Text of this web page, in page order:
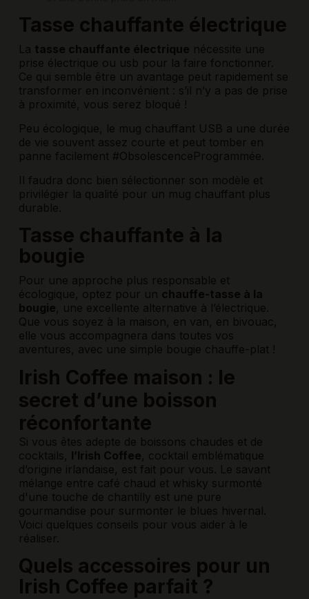
Tasse chauffante électrique
La tasse chauffante électrique nécessite une
prise électrique ou usb pour la faire fonctionner.
Ce qui semble être un avantage peut rapidement se
transformer en inconvénient : s’il n’y a pas de prise
à proximité, vous serez bloqué !
Peu écologique, le mug chauffant USB a une durée
de vie souvent assez courte et peut tomber en
panne facilement #ObsolescenceProgrammée.
Il faudra donc bien sélectionner son modèle et
privilégier la qualité pour un mug chauffant plus
durable.
Tasse chauffante à la
bougie
Pour une approche plus responsable et
écologique, optez pour un chauffe-tasse à la
bougie, une excellente alternative à l’électrique.
Que vous soyez à la maison, en van, en bivouac,
elle vous accompagnera dans toutes vos
aventures, avec une simple bougie chauffe-plat !
Irish Coffee maison : le
secret d’une boisson
réconfortante
Si vous êtes adepte de boissons chaudes et de
cocktails, l’Irish Coffee, cocktail emblématique
d’origine irlandaise, est fait pour vous. Le savant
mélange entre café chaud et whisky surmonté
d'une touche de chantilly est une pure
gourmandise pour surmonter le blues hivernal.
Voici quelques conseils pour vous aider à le
réaliser.
Quels accessoires pour un
Irish Coffee parfait ?